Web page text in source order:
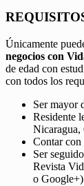
Únicamente
negocios con
de edad con
con todos los
Ser mayor
Residente
Nicaragua,
Contar
Ser
Revista
o